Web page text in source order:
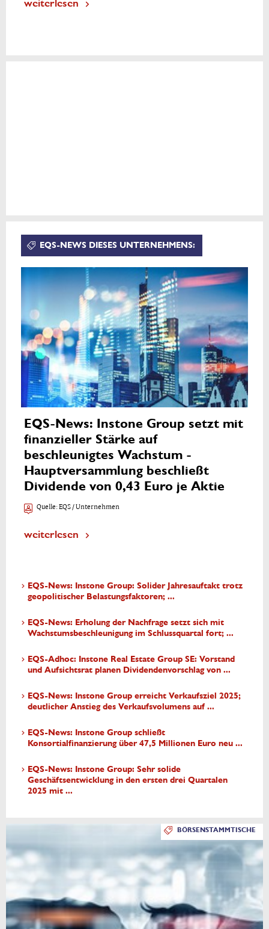
EQS-NEWS DIESES UNTERNEHMENS:
EQS-News: Instone Group setzt mit
finanzieller Stärke auf
beschleunigtes Wachstum -
Hauptversammlung beschließt
Dividende von 0,43 Euro je Aktie
Quelle:EQS / Unternehmen
weiterlesen
EQS-News: Instone Group: Solider Jahresauftakt trotz
geopolitischer Belastungsfaktoren; ...
EQS-News: Erholung der Nachfrage setzt sich mit
Wachstumsbeschleunigung im Schlussquartal fort; ...
EQS-Adhoc: Instone Real Estate Group SE: Vorstand
und Aufsichtsrat planen Dividendenvorschlag von ...
EQS-News: Instone Group erreicht Verkaufsziel 2025;
deutlicher Anstieg des Verkaufsvolumens auf ...
EQS-News: Instone Group schließt
Konsortialfinanzierung über 47,5 Millionen Euro neu ...
EQS-News: Instone Group: Sehr solide
Geschäftsentwicklung in den ersten drei Quartalen
2025 mit ...
BÖRSENSTAMMTISCHE